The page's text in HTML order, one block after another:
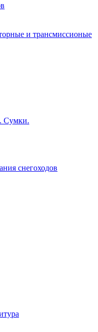
и трансмиссионые
Сумки.
снегоходов